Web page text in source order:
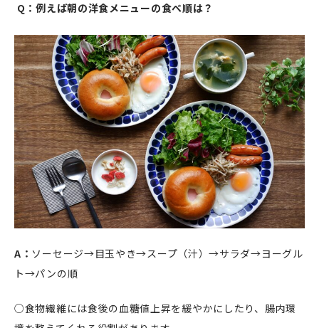
Q：例えば朝の洋食メニューの食べ順は？
A： ソーセージ→目玉やき→スープ（汁）→サラダ→ヨーグル
ト→パンの順
○食物繊維には食後の血糖値上昇を緩やかにしたり、腸内環